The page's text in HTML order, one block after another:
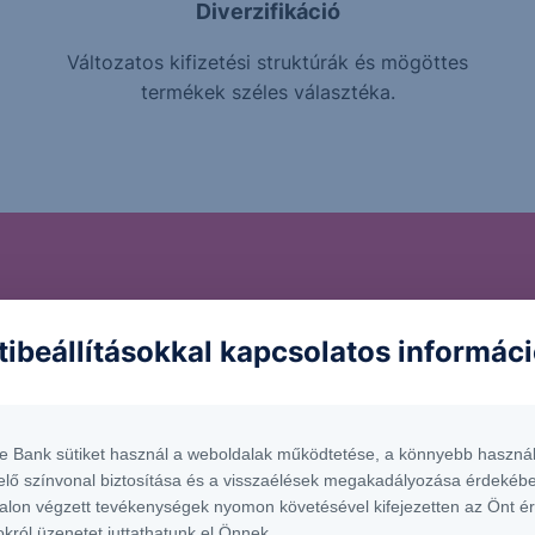
Diverzifikáció
Változatos kifizetési struktúrák és mögöttes
termékek széles választéka.
rejthetnek
Strukturált Értékpapírok?
a termékbe, fontos, hogy tisztában légy a vele
kapcsolatos
Bank sütiket használ a weboldalak működtetése, a könnyebb
színvonal biztosítása és a visszaélések megakadályozása
végzett tevékenységek nyomon követésével kifejezetten az Önt